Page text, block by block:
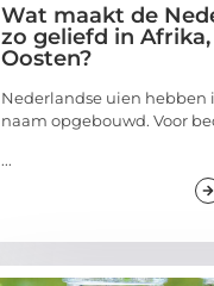
Wat maakt de
zo geliefd in
Oosten?
Nederlandse uien hebben
naam opgebouwd. Voor
...